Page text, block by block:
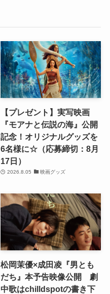
【プレゼント】実写映画
『モアナと伝説の海』公開
記念！オリジナルグッズを
6名様に☆（応募締切：8月
17日）
2026.8.05 映画グッズ
松岡茉優×成田凌『男とも
だち』本予告映像公開 劇
中歌はchilldspotの書き下